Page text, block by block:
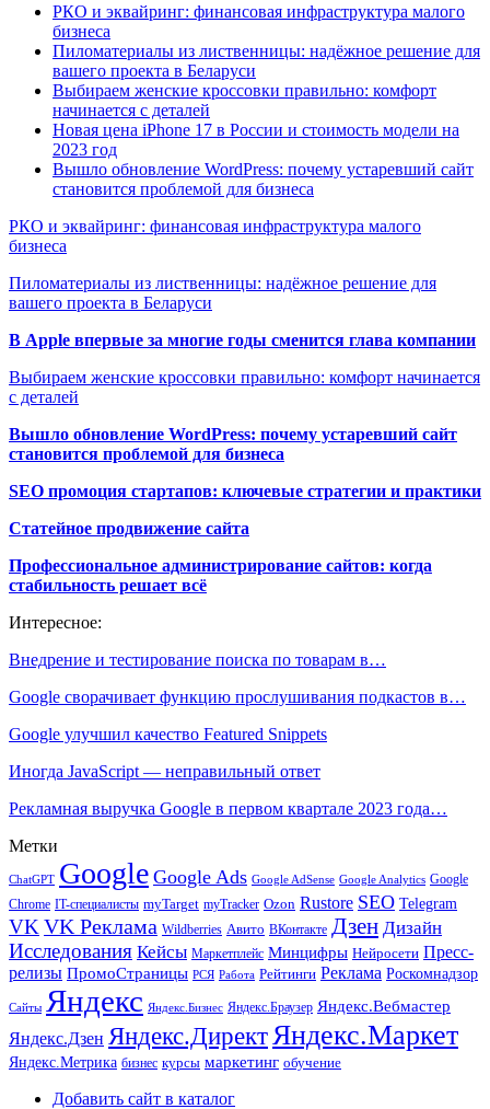
РКО и эквайринг: финансовая инфраструктура малого
бизнеса
Пиломатериалы из лиственницы: надёжное решение для
вашего проекта в Беларуси
Выбираем женские кроссовки правильно: комфорт
начинается с деталей
Новая цена iPhone 17 в России и стоимость модели на
2023 год
Вышло обновление WordPress: почему устаревший сайт
становится проблемой для бизнеса
РКО и эквайринг: финансовая инфраструктура малого
бизнеса
Пиломатериалы из лиственницы: надёжное решение для
вашего проекта в Беларуси
В Apple впервые за многие годы сменится глава компании
Выбираем женские кроссовки правильно: комфорт начинается
с деталей
Вышло обновление WordPress: почему устаревший сайт
становится проблемой для бизнеса
SEO промоция стартапов: ключевые стратегии и практики
Статейное продвижение сайта
Профессиональное администрирование сайтов: когда
стабильность решает всё
Интересное:
Внедрение и тестирование поиска по товарам в…
Google сворачивает функцию прослушивания подкастов в…
Google улучшил качество Featured Snippets
Иногда JavaScript — неправильный ответ
Рекламная выручка Google в первом квартале 2023 года…
Метки
ChatGPT Google Google Ads Google AdSense Google Analytics Google
Chrome IT-специалисты myTarget myTracker Ozon Rustore SEO Telegram
VK VK Реклама Wildberries Авито ВКонтакте Дзен Дизайн
Исследования Кейсы Маркетплейс Минцифры Нейросети Пресс-
релизы ПромоСтраницы РСЯ Работа Рейтинги Реклама Роскомнадзор
Сайты Яндекс Яндекс.Бизнес Яндекс.Браузер Яндекс.Вебмастер
Яндекс.Дзен Яндекс.ДиректЯндекс.Маркет
Яндекс.Метрика бизнес курсы маркетинг обучение
Добавить сайт в каталог